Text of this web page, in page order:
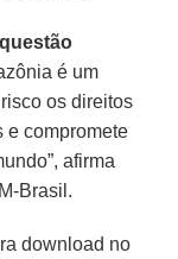
questão
é um
os direitos
e compromete
afirma
Brasil.
download no